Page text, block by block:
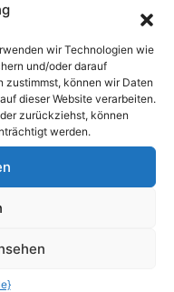
»
und sofort
So pausierst
der neue „Xbox
Clevere
wir Technologien wie
und/oder darauf
zustimmst, können wir Daten
dieser Website verarbeiten.
zurückziehst, können
werden.